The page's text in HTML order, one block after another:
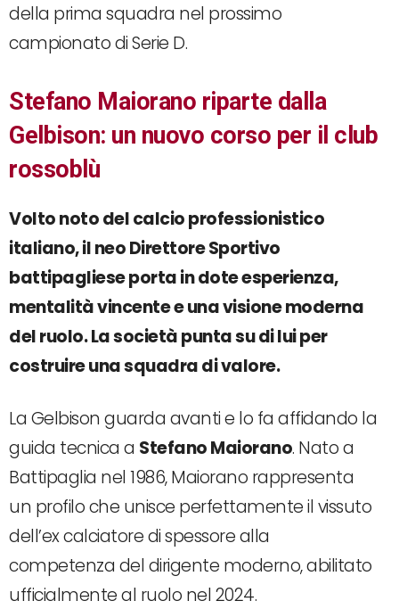
della prima squadra nel prossimo
campionato di Serie D.
Stefano Maiorano riparte dalla
Gelbison: un nuovo corso per il club
rossoblù
Volto noto del calcio professionistico
italiano, il neo Direttore Sportivo
battipagliese porta in dote esperienza,
mentalità vincente e una visione moderna
del ruolo. La società punta su di lui per
costruire una squadra di valore.
La Gelbison guarda avanti e lo fa affidando la
guida tecnica a Stefano Maiorano. Nato a
Battipaglia nel 1986, Maiorano rappresenta
un profilo che unisce perfettamente il vissuto
dell’ex calciatore di spessore alla
competenza del dirigente moderno, abilitato
ufficialmente al ruolo nel 2024.